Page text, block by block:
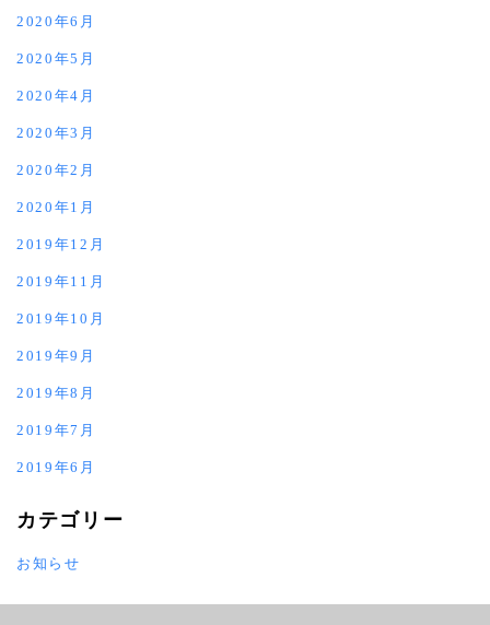
2020年6月
2020年5月
2020年4月
2020年3月
2020年2月
2020年1月
2019年12月
2019年11月
2019年10月
2019年9月
2019年8月
2019年7月
2019年6月
カテゴリー
お知らせ